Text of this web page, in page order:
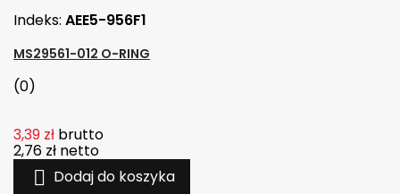
Indeks: AEE5-956F1
MS29561-012 O-RING
(0)
3,39 zł brutto
2,76 zł netto
 Dodaj do koszyka